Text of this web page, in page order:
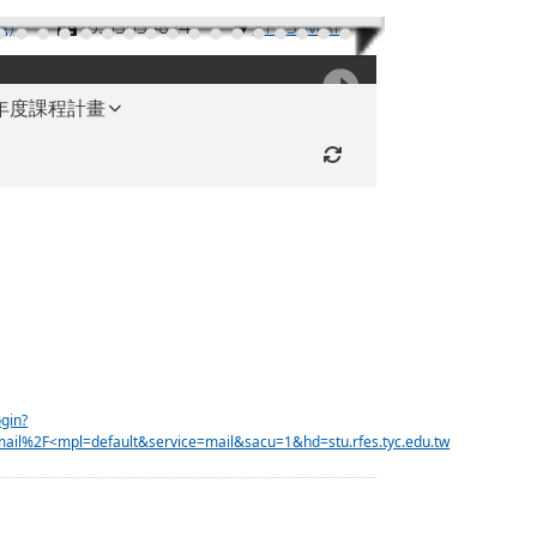
) (03)3654824 RFES-MAP
度課程計畫
重新取得佈景設定